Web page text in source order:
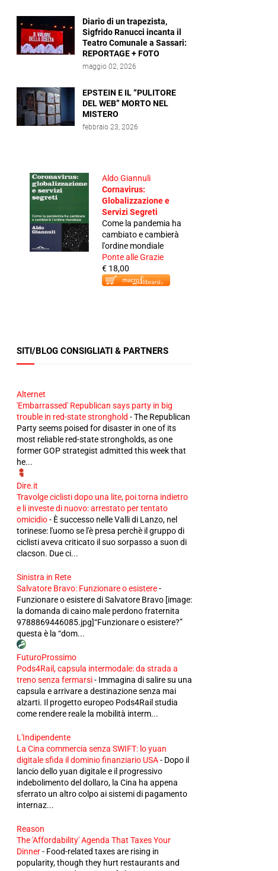
Diario di un trapezista,
Sigfrido Ranucci incanta il
Teatro Comunale a Sassari:
REPORTAGE + FOTO
maggio 02, 2026
EPSTEIN E IL “PULITORE
DEL WEB” MORTO NEL
MISTERO
febbraio 23, 2026
Aldo Giannuli
Cornavirus:
Globalizzazione e
Servizi Segreti
Come la pandemia ha
cambiato e cambierà
l'ordine mondiale
Ponte alle Grazie
€ 18,00
SITI/BLOG CONSIGLIATI & PARTNERS
Alternet
'Embarrassed' Republican says party in big
trouble in red-state stronghold -The Republican
Party seems poised for disaster in one of its
most reliable red-state strongholds, as one
former GOP strategist admitted this week that
he...
Dire.it
Travolge ciclisti dopo una lite, poi torna indietro
e li investe di nuovo: arrestato per tentato
omicidio- È successo nelle Valli di Lanzo, nel
torinese: l'uomo se l'è presa perchè il gruppo di
ciclisti aveva criticato il suo sorpasso a suon di
clacson. Due ci...
Sinistra in Rete
Salvatore Bravo: Funzionare o esistere-
Funzionare o esistere di Salvatore Bravo [image:
la domanda di caino male perdono fraternita
9788869446085.jpg]“Funzionare o esistere?”
questa è la “dom...
FuturoProssimo
Pods4Rail, capsula intermodale: da strada a
treno senza fermarsi- Immagina di salire su una
capsula e arrivare a destinazione senza mai
alzarti. Il progetto europeo Pods4Rail studia
come rendere reale la mobilità interm...
L'Indipendente
La Cina commercia senza SWIFT: lo yuan
digitale sfida il dominio finanziario USA- Dopo il
lancio dello yuan digitale e il progressivo
indebolimento del dollaro, la Cina ha appena
sferrato un altro colpo ai sistemi di pagamento
internaz...
Reason
The 'Affordability' Agenda That Taxes Your
Dinner- Food-related taxes are rising in
popularity, though they hurt restaurants and